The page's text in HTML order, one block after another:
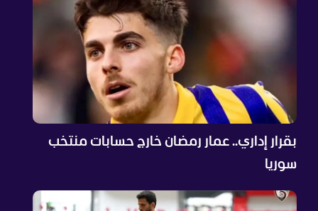
بقرار إداري.. عمار رمضان خارج حسابات منتخب
سوريا